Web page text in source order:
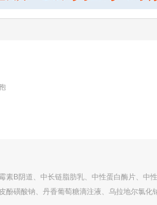
素B阴道、中长链脂肪乳、中性蛋白酶片、中
酚磺酸钠、丹香葡萄糖滴注液、乌拉地尔氯化